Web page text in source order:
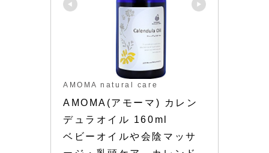
AMOMA natural care
AMOMA(アモーマ) カレン
デュラオイル 160ml
ベビーオイルや会陰マッサ